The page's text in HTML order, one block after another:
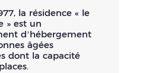
la résidence « le
» est un
d’hébergement
âgées
dont la capacité